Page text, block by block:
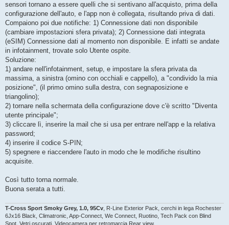
sensori tornano a essere quelli che si sentivano all'acquisto, prima della
configurazione dell'auto, e l'app non è collegata, risultando priva di dati.
Compaiono poi due notifiche: 1) Connessione dati non disponibile
(cambiare impostazioni sfera privata); 2) Connessione dati integrata
(eSIM) Connessione dati al momento non disponibile. E infatti se andate
in infotainment, trovate solo Utente ospite.
Soluzione:
1) andare nell'infotainment, setup, e impostare la sfera privata da
massima, a sinistra (omino con occhiali e cappello), a "condivido la mia
posizione", (il primo omino sulla destra, con segnaposizione e
triangolino);
2) tornare nella schermata della configurazione dove c'è scritto "Diventa
utente principale";
3) cliccare lì, inserire la mail che si usa per entrare nell'app e la relativa
password;
4) inserire il codice S-PIN;
5) spegnere e riaccendere l'auto in modo che le modifiche risultino
acquisite.
Così tutto torna normale.
Buona serata a tutti.
T-Cross Sport Smoky Grey, 1.0, 95Cv , R-Line Exterior Pack, cerchi in lega Rochester
6Jx16 Black, Climatronic, App-Connect, We Connect, Ruotino, Tech Pack con Blind
Spot, Vetri oscurati, Videocamera per retromarcia Rear view.